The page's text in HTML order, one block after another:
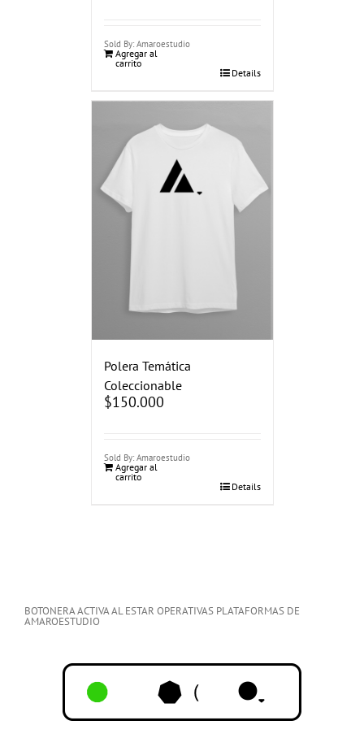
Sold By: Amaroestudio
Agregar al
carrito
Details
Polera Temática
Coleccionable
$150.000
Sold By: Amaroestudio
Agregar al
carrito
Details
BOTONERA ACTIVA AL ESTAR OPERATIVAS PLATAFORMAS DE
AMAROESTUDIO